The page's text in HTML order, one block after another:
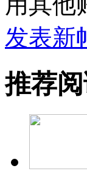
发表新
推荐